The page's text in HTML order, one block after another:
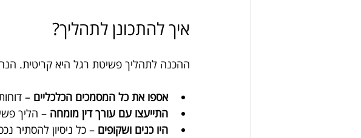
איך להתכונן לתהליך?
ההכנה לתהליך פשיטת רגל היא קריטית.
אספו את כל המסמכים הכלכליים –
התייעצו עם עורך דין מומחה – הליך
היו כנים ושקופים – כל ניסיון להסתיר